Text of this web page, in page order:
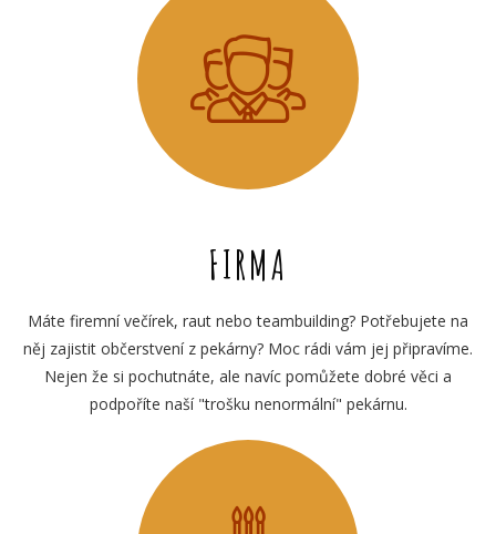
FIRMA
Máte firemní večírek, raut nebo teambuilding? Potřebujete na
něj zajistit občerstvení z pekárny? Moc rádi vám jej připravíme.
Nejen že si pochutnáte, ale navíc pomůžete dobré věci a
podpoříte naší "trošku nenormální" pekárnu.